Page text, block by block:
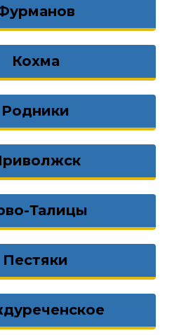
Кохма
Родники
Талицы
Пестяки